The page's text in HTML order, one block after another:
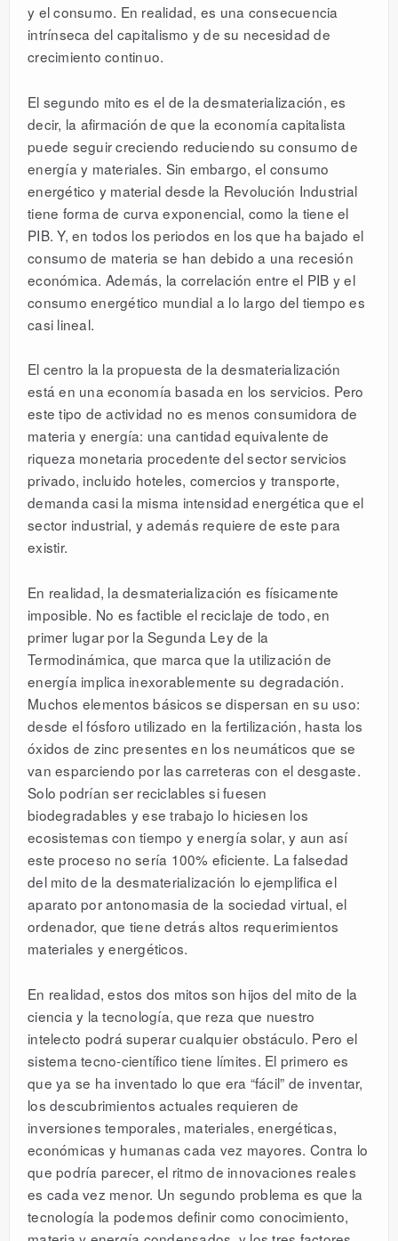
y el consumo. En realidad, es una consecuencia
intrínseca del capitalismo y de su necesidad de
crecimiento continuo.
El segundo mito es el de la desmaterialización, es
decir, la afirmación de que la economía capitalista
puede seguir creciendo reduciendo su consumo de
energía y materiales. Sin embargo, el consumo
energético y material desde la Revolución Industrial
tiene forma de curva exponencial, como la tiene el
PIB. Y, en todos los periodos en los que ha bajado el
consumo de materia se han debido a una recesión
económica. Además, la correlación entre el PIB y el
consumo energético mundial a lo largo del tiempo es
casi lineal.
El centro la la propuesta de la desmaterialización
está en una economía basada en los servicios. Pero
este tipo de actividad no es menos consumidora de
materia y energía: una cantidad equivalente de
riqueza monetaria procedente del sector servicios
privado, incluido hoteles, comercios y transporte,
demanda casi la misma intensidad energética que el
sector industrial, y además requiere de este para
existir.
En realidad, la desmaterialización es físicamente
imposible. No es factible el reciclaje de todo, en
primer lugar por la Segunda Ley de la
Termodinámica, que marca que la utilización de
energía implica inexorablemente su degradación.
Muchos elementos básicos se dispersan en su uso:
desde el fósforo utilizado en la fertilización, hasta los
óxidos de zinc presentes en los neumáticos que se
van esparciendo por las carreteras con el desgaste.
Solo podrían ser reciclables si fuesen
biodegradables y ese trabajo lo hiciesen los
ecosistemas con tiempo y energía solar, y aun así
este proceso no sería 100% eficiente. La falsedad
del mito de la desmaterialización lo ejemplifica el
aparato por antonomasia de la sociedad virtual, el
ordenador, que tiene detrás altos requerimientos
materiales y energéticos.
En realidad, estos dos mitos son hijos del mito de la
ciencia y la tecnología, que reza que nuestro
intelecto podrá superar cualquier obstáculo. Pero el
sistema tecno-científico tiene límites. El primero es
que ya se ha inventado lo que era “fácil” de inventar,
los descubrimientos actuales requieren de
inversiones temporales, materiales, energéticas,
económicas y humanas cada vez mayores. Contra lo
que podría parecer, el ritmo de innovaciones reales
es cada vez menor. Un segundo problema es que la
tecnología la podemos definir como conocimiento,